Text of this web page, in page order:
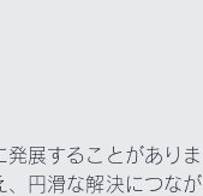
展することがありま
、円滑な解決につなが